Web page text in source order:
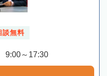
談無料
9:00～17:30